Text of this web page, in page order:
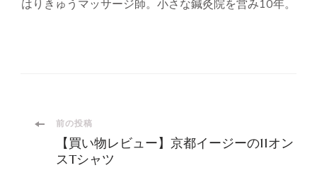
はりきゅうマッサージ師。小さな鍼灸院を営み10年。
投
前の投稿
【買い物レビュー】京都イージーの11オン
スTシャツ